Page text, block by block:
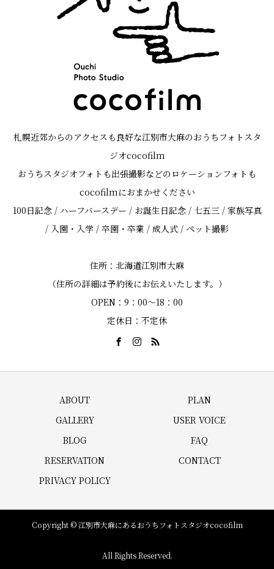
札幌近郊からのアクセスも良好な江別市大麻のおうちフォトスタ
ジオcocofilm
おうちスタジオフォトも出張撮影などのロケーションフォトも
cocofilmにおまかせください
100日記念 / ハーフバースデー / お誕生日記念 / 七五三 / 家族写真
/ 入園・入学 / 卒園・卒業 / 成人式 / ペット撮影
住所：北海道江別市大麻
（住所の詳細は予約後にお伝えいたします。）
OPEN：9：00～18：00
定休日：不定休
ABOUT
PLAN
GALLERY
USER VOICE
BLOG
FAQ
RESERVATION
CONTACT
PRIVACY POLICY
Copyright © 江別市大麻にあるおうちフォトスタジオcocofilm
All Rights Reserved.